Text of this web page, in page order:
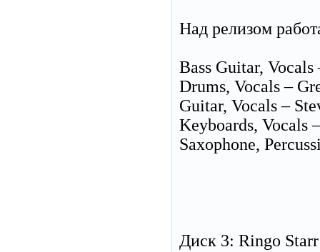
Над релизом
Bass Guitar, Vocals
Drums, Vocals –
Guitar, Vocals –
Keyboards, Vocals
Saxophone,
Диск 3: Ringo